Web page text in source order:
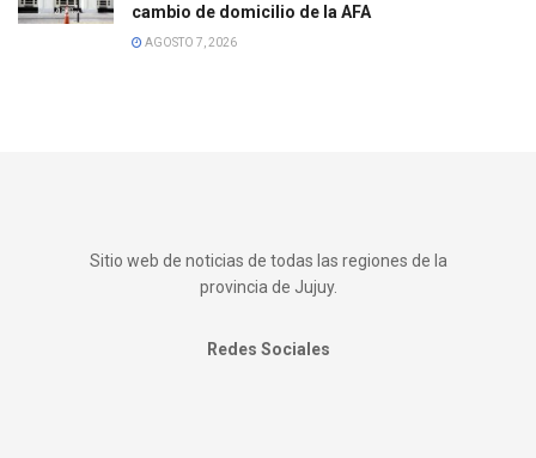
cambio de domicilio de la AFA
AGOSTO 7, 2026
Sitio web de noticias de todas las regiones de la
provincia de Jujuy.
Redes Sociales